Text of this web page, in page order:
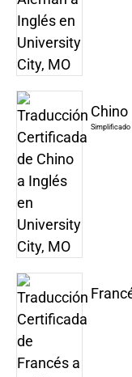
Chino
Simplificado